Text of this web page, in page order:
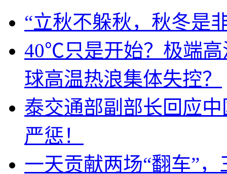
“立秋不躲秋，秋冬是
40℃只是开始？极端
球高温热浪集体失控？
泰交通部副部长回应
严惩！
一天贡献两场“翻车”